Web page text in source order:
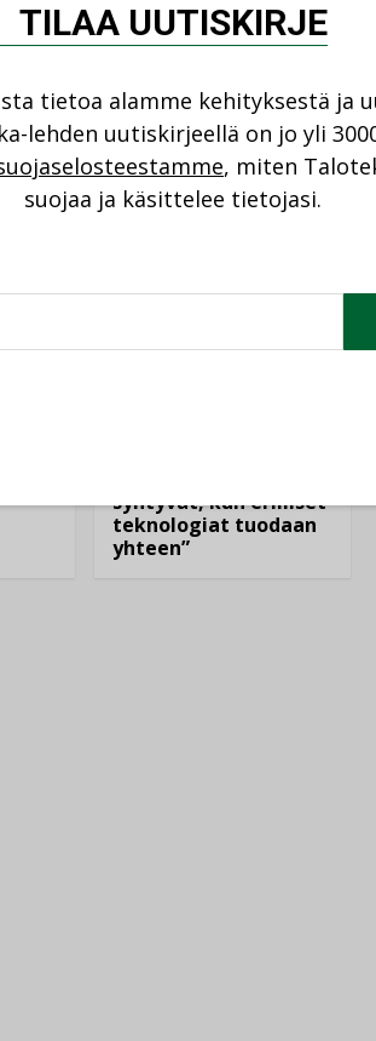
syntyvät, kun erilliset
teknologiat tuodaan
yhteen”
TILAA UUTISKIRJE
tietoa alamme kehityksestä ja
lehden uutiskirjeellä on jo yli
, miten
suojaa ja käsittelee tietojasi.